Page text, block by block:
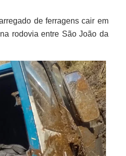
de ferragens cair em
rodovia entre São João da